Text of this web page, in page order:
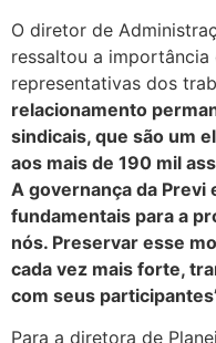
O diretor de
ressaltou a
representativas dos
relacionamento
sindicais, que são um
aos mais de 190 mil
A governança da Previ
fundamentais para a
nós. Preservar esse
cada vez mais forte,
com seus
Para a diretora de